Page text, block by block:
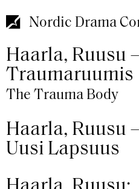
pääsisältöön
Nordic Drama
Haarla, Ruusu
Traumaruumis
The Trauma Body
Haarla, Ruusu
Uusi Lapsuus